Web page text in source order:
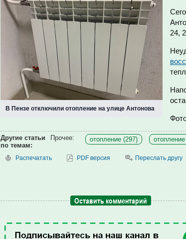
В Пензе отключили отопление на улице Антонова
24,
Другие статьи
по темам:
Прочее: отопление (297)
Распечатать PDF версия Переслать другу
Оставить комментарий